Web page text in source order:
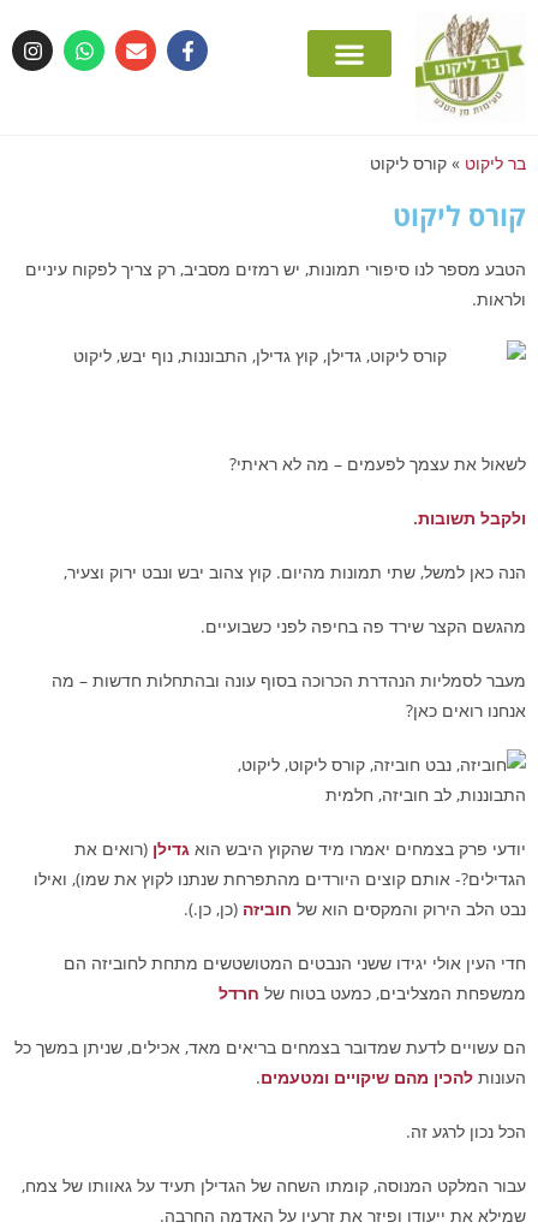
רמזים מסביב, רק צריך לפקוח עיניים
ראיתי?
קוץ צהוב יבש ונבט ירוק וצעיר,
כשבועיים.
עונה ובהתחלות חדשות – מה
היבש הואגדילן (רואים את
מהתפרחת שנתנו לקוץ את שמו), ואילו
חוביזה(כן, כן.).
המטושטשים מתחת לחוביזה הם
שלחרדל
בריאים מאד, אכילים, שניתן במשך כל
.
של הגדילן תעיד על גאוותו של צמח,
על האדמה החרבה.